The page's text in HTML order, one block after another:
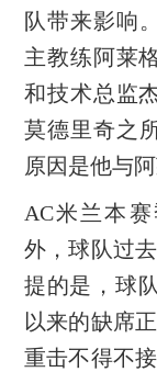
队带来影响
主教练阿莱
和技术总监
莫德里奇之
原因是他与
AC米兰本
外，球队过
提的是，球
以来的缺席
重击不得不